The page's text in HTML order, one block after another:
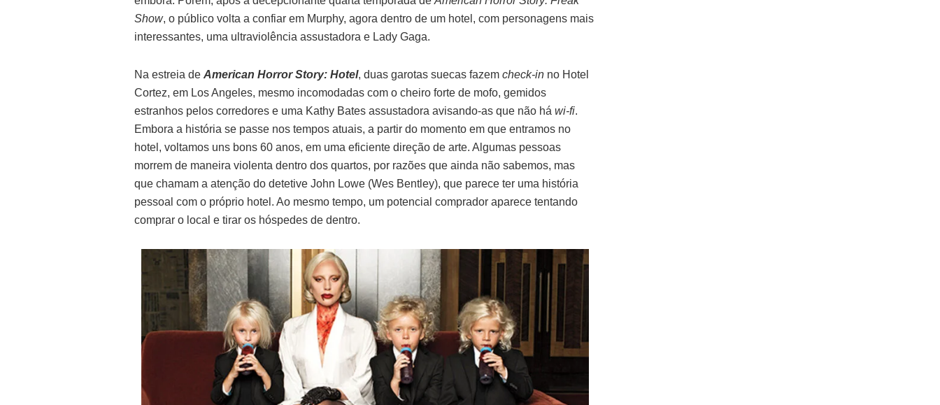
Show, o público volta a confiar em Murphy, agora dentro de um hotel, com personagens mais
interessantes, uma ultraviolência assustadora e Lady Gaga.
Na estreia de American Horror Story: Hotel, duas garotas suecas fazem check-in no Hotel
Cortez, em Los Angeles, mesmo incomodadas com o cheiro forte de mofo, gemidos
estranhos pelos corredores e uma Kathy Bates assustadora avisando-as que não há wi-fi.
Embora a história se passe nos tempos atuais, a partir do momento em que entramos no
hotel, voltamos uns bons 60 anos, em uma eficiente direção de arte. Algumas pessoas
morrem de maneira violenta dentro dos quartos, por razões que ainda não sabemos, mas
que chamam a atenção do detetive John Lowe (Wes Bentley), que parece ter uma história
pessoal com o próprio hotel. Ao mesmo tempo, um potencial comprador aparece tentando
comprar o local e tirar os hóspedes de dentro.